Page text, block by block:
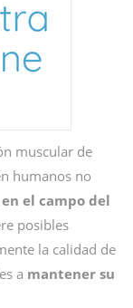
muscular de
humanos no
el campo del
posibles
la calidad de
a mantener su